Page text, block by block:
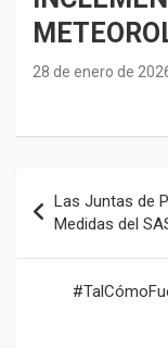
28 de enero de
de
entradas
Las Juntas de
Medidas del